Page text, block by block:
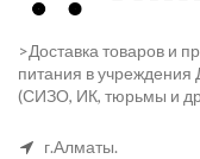
>Доставка товаров и
питания в
(СИЗО, ИК, тюрьмы и
г.Алматы.